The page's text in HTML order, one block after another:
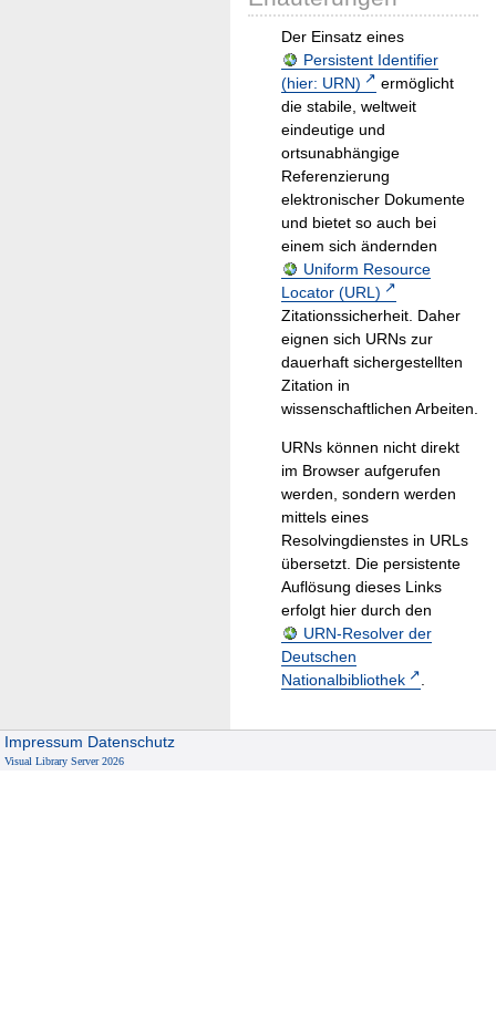
Der Einsatz eines
Persistent Identifier
(hier: URN)
ermöglicht
die stabile, weltweit
eindeutige und
ortsunabhängige
Referenzierung
elektronischer Dokumente
und bietet so auch bei
einem sich ändernden
Uniform Resource
Locator (URL)
Zitationssicherheit. Daher
eignen sich URNs zur
dauerhaft sichergestellten
Zitation in
wissenschaftlichen Arbeiten.
URNs können nicht direkt
im Browser aufgerufen
werden, sondern werden
mittels eines
Resolvingdienstes in URLs
übersetzt. Die persistente
Auflösung dieses Links
erfolgt hier durch den
URN-Resolver der
Deutschen
Nationalbibliothek
.
Impressum Datenschutz
Visual Library Server 2026